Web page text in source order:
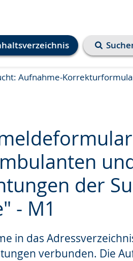
Aufnahme-
der
- M1
in das
verbunden. Die